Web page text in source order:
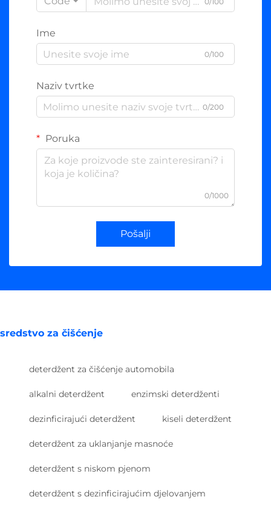
Ime
0/100
Naziv tvrtke
0/200
Poruka
0/1000
Pošalji
sredstvo za čišćenje
deterdžent za čišćenje automobila
alkalni deterdžent enzimski deterdženti
dezinficirajući deterdžent kiseli deterdžent
deterdžent za uklanjanje masnoće
deterdžent s niskom pjenom
deterdžent s dezinficirajućim djelovanjem